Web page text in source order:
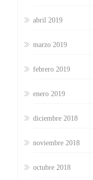
abril 2019
marzo 2019
febrero 2019
enero 2019
diciembre 2018
noviembre 2018
octubre 2018